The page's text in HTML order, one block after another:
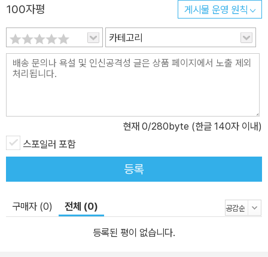
100자평 게시물 운영 원칙
카테고리
현재 0/280byte (한글 140자 이내)
스포일러 포함
등록
구매자 (0) 전체 (0)
등록된 평이 없습니다.